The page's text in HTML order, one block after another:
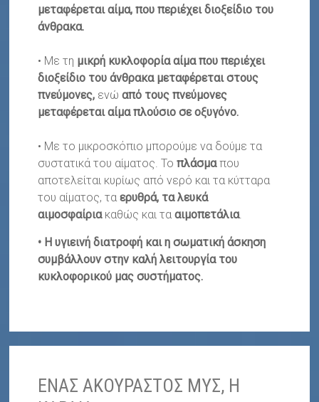
μεταφέρεται αίμα, που περιέχει διοξείδιο του
άνθρακα.
• Με τη μικρή κυκλοφορία αίμα που περιέχει
διοξείδιο του άνθρακα μεταφέρεται στους
πνεύμονες, ενώαπό τους πνεύμονες
μεταφέρεται αίμα πλούσιο σε οξυγόνο.
• Με το μικροσκόπιο μπορούμε να δούμε τα
συστατικά του αίματος. Τοπλάσμαπου
αποτελείται κυρίως από νερό και τα κύτταρα
του αίματος, ταερυθρά, τα λευκά
αιμοσφαίριακαθώς και τααιμοπετάλια.
• Η υγιεινή διατροφή και η σωματική άσκηση
συμβάλλουν στην καλή λειτουργία του
κυκλοφορικού μας συστήματος.
ΕΝΑΣ ΑΚΟΥΡΑΣΤΟΣ ΜΥΣ, Η